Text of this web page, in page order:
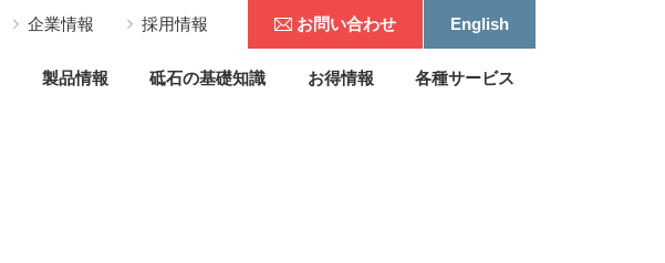
企業情報 採用情報 お問い合わせ English
製品情報 砥石の基礎知識 お得情報 各種サービス